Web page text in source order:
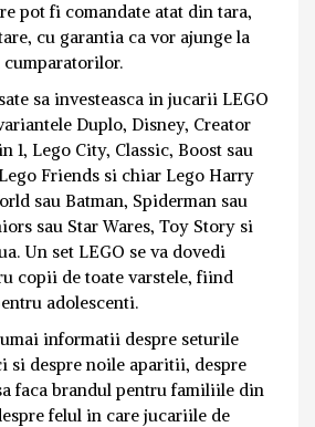
pot fi comandate atat din tara,
cu garantia ca vor ajunge la
sa investeasca in jucarii LEGO
Duplo, Disney, Creator
1, Lego City, Classic, Boost sau
Friends si chiar Lego Harry
sau Batman, Spiderman sau
sau Star Wares, Toy Story si
Un set LEGO se va dovedi
copii de toate varstele, fiind
adolescenti.
informatii despre seturile
si despre noile aparitii, despre
faca brandul pentru familiile din
felul in care jucariile de